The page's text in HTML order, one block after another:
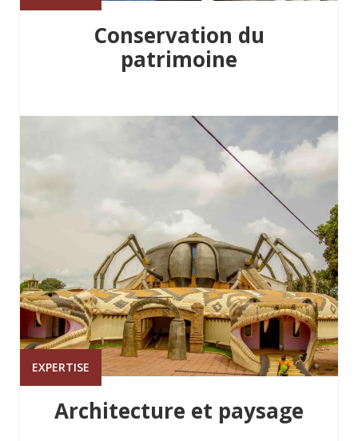
Conservation du
patrimoine
EXPERTISE
Architecture et paysage